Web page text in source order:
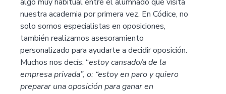
nuestra academia por primera vez. En Códice, no
solo somos especialistas en oposiciones,
también realizamos asesoramiento
personalizado para ayudarte a decidir oposición.
Muchos nos decís: “estoy cansado/a de la
empresa privada”, o: “estoy en paro y quiero
preparar una oposición para ganar en